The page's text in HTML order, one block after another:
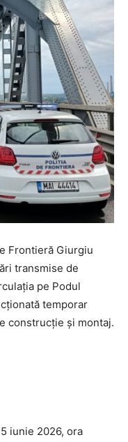
Frontieră Giurgiu
transmise de
pe Podul
temporar
construcție și montaj.
iunie 2026, ora